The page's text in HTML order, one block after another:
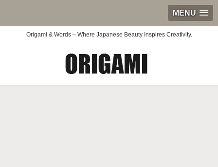
MENU
Origami & Words – Where Japanese Beauty Inspires Creativity.